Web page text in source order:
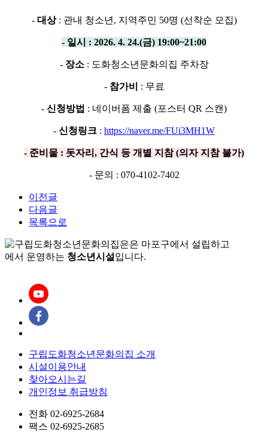
- 대상: 관내 청소년, 지역주민 50명 (선착순 모집)
- 일시 : 2026. 4. 24.(금) 19:00~21:00
- 장소: 도화청소년문화의집 주차장
- 참가비 : 무료
- 신청방법 : 네이버폼 제출 (포스터 QR 스캔)
- 신청링크 : https://naver.me/FUi3MH1W
- 준비물 : 돗자리, 간식 등 개별 지참 (의자 지참 불가)
- 문의 : 070-4102-7402
이전글
다음글
목록으로
은 마포구에서 설립하고
에서 운영하는 청소년시설 입니다.
구립도화청소년문화의집 소개
시설이용안내
찾아오시는길
개인정보 취급방침
전화 02-6925-2684
팩스 02-6925-2685